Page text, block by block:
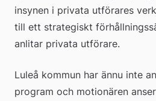
insynen i privata utförares
till ett strategiskt
anlitar privata utförare.
Luleå kommun har ännu inte
program och motionären